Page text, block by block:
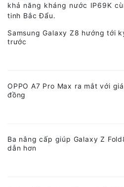
khả năng kháng nước IP69K
tinh Bắc Đẩu.
Samsung Galaxy Z8 hướng tới
trước
OPPO A7 Pro Max ra mắt với
đồng
Ba nâng cấp giúp Galaxy Z
dẫn hơn